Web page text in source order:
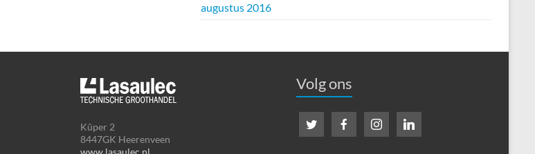
augustus 2016
Kûper 2
8447GK Heerenveen
Volg ons